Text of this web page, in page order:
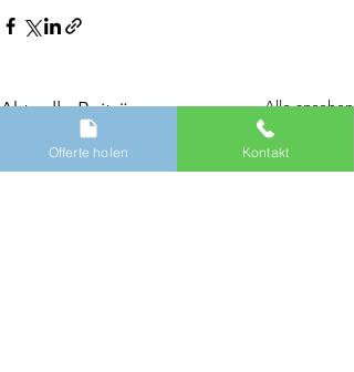
Aktuelle Beiträge Alle ansehen
Offerte holen Kontakt